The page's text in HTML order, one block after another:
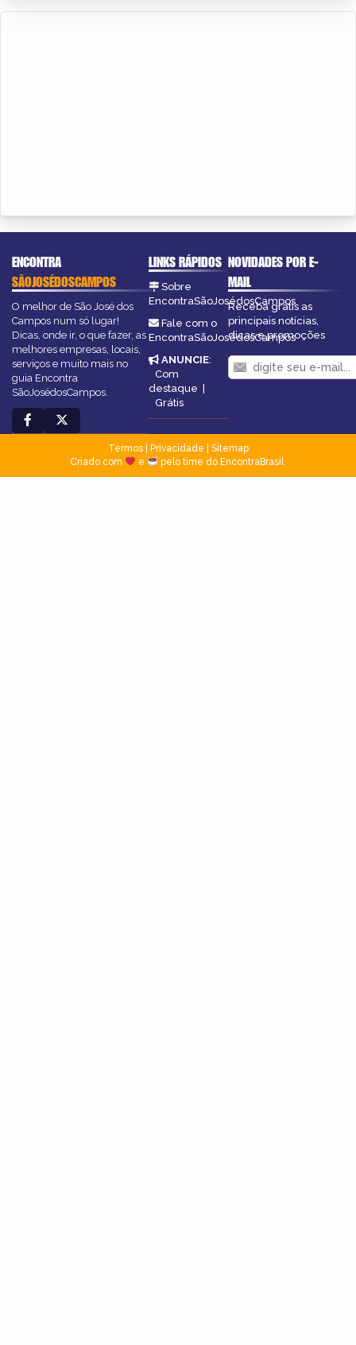
ENCONTRA
SÃOJOSÉDOSCAMPOS
O melhor de São José dos
Campos num só lugar!
Dicas, onde ir, o que fazer, as
melhores empresas, locais,
serviços e muito mais no
guia Encontra
SãoJosédosCampos.
LINKS RÁPIDOS
Sobre
EncontraSãoJosédosCampos
Fale com o
EncontraSãoJosédosCampos
ANUNCIE:
Com
destaque |
Grátis
NOVIDADES POR E-
MAIL
Receba grátis as
principais notícias,
dicas e promoções
Termos| Privacidade
Sitemap
Criado com
e pelo time do EncontraBrasil